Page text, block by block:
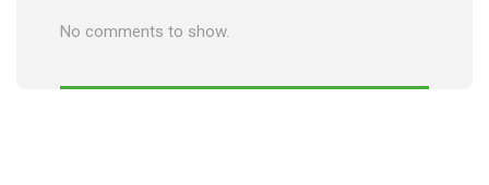
No comments to show.